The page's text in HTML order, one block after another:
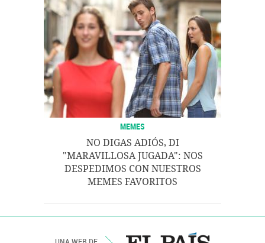
MEMES
NO DIGAS ADIÓS, DI
"MARAVILLOSA JUGADA": NOS
DESPEDIMOS CON NUESTROS
MEMES FAVORITOS